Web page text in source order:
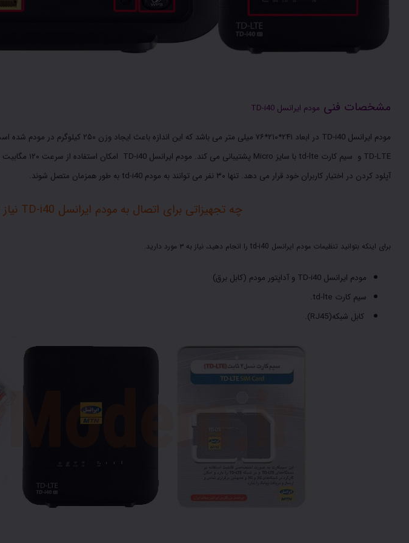
مشخصات فنی مودم ایرانسل TD-i40
مودم ایرانسل TD-i40 در ابعاد ۲۴۱*۲۱۰*۷۶ میلی متر می باشد که این اندازه باعث ایجاد وزن ۲۵۰ کیلوگرم در مودم شده است.
TD-LTE و سیم کارت td-lte با سایز Micro پشتیبانی می کند.
آپلود کردن در اختیار کاربران خود قرار می دهد. تنها ۳۰ نفر می توانند به مودم td-i40 به طور همزمان متصل شوند.
چه تجهیزاتی برای اتصال به مودم ایرانسل TD-i40 نیاز دارید؟
برای اینکه بتوانید تنظیمات مودم ایرانسل td-i40 را انجام دهید، نیاز به ۳ مورد دارید.
مودم ایرانسل TD-i40 و آداپتور مودم (کابل برق)
سیم کارت td-lte.
کابل شبکه(RJ45).